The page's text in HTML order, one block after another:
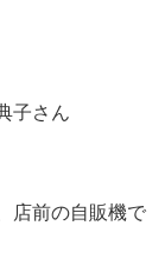
子さん
店前の自販機で